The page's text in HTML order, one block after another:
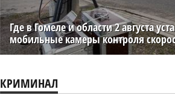
Где в Гомеле и области 2 августа
мобильные камеры контроля
КРИМИНАЛ